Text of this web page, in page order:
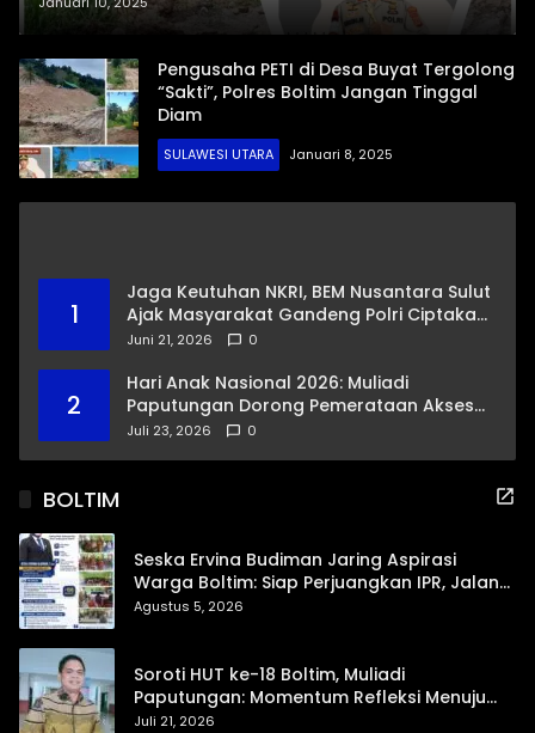
Pengusaha PETI di Desa Buyat Tergolong
“Sakti”, Polres Boltim Jangan Tinggal
Diam
SULAWESI UTARA Januari 8, 2025
1
Jaga Keutuhan NKRI, BEM Nusantara Sulut
Ajak Masyarakat Gandeng Polri Ciptakan
Kamtibmas Kondusif
Juni 21, 2026 0
2
Hari Anak Nasional 2026: Muliadi
Paputungan Dorong Pemerataan Akses
Pendidikan dan Proteksi Digital Anak Sulut
Juli 23, 2026 0
BOLTIM
Seska Ervina Budiman Jaring Aspirasi
Warga Boltim: Siap Perjuangkan IPR, Jalan
Trans, hingga Pemasaran UMKM
Agustus 5, 2026
Soroti HUT ke-18 Boltim, Muliadi
Paputungan: Momentum Refleksi Menuju
Daerah Mandiri dan Berdaya Saing
Juli 21, 2026